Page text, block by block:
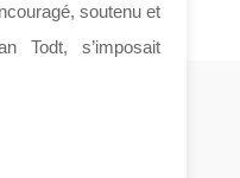
soutenu et
Todt, s’imposait